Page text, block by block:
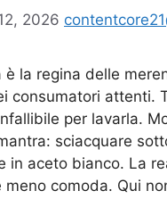
2026
è la regina delle
consumatori attenti.
per lavarla.
sciacquare
in aceto bianco. La
meno comoda. Qui